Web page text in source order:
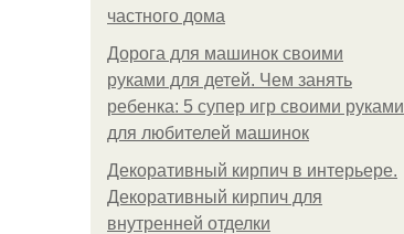
частного дома
Дорога для машинок своими
руками для детей. Чем занять
ребенка: 5 супер игр своими руками
для любителей машинок
Декоративный кирпич в интерьере.
Декоративный кирпич для
внутренней отделки